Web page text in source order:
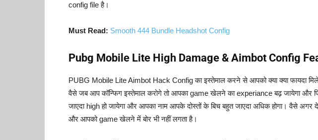
config file है।
Must Read: Smooth 444 Bundle Headshot Config
Pubg Mobile Lite High Damage & Aimbot Config
PUBG Mobile Lite Aimbot Hack Config का इस्तेमाल करने से आपको क्या क्या फायदा
वैसे जब आप कॉन्फिग इस्तेमाल करोगे तो आपका game खेलने का experiance बढ़ जायेगा और
जाएदा high हो जायेगा और आपका नाम आपके दोस्तों के बिच बहुत जाएदा अधिक होगा। वैसे अगर
और आपको game खेलने में बोर भी नहीं लगता है।